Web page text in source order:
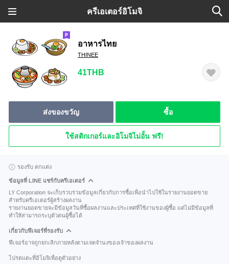
ครีเอเตอร์อิโมจิ
อาหารไทย
THINEE
41THB
ส่งของขวัญ ซื้อ
ใช้สติกเกอร์และอิโมจิไม่อั้น ฟรี!
รองรับ ตกแต่ง
ข้อมูลที่ LINE แชร์กับครีเอเตอร์
LY Corporation จะเก็บรวบรวมข้อมูลเกี่ยวกับการซื้อเพื่อนำไปใช้ในรายงานยอดขาย
สำหรับครีเอเตอร์ผู้สร้างผลงาน
รายงานยอดขายจะมีข้อมูลวันที่ซื้อผลงานและประเทศที่ใช้งานของผู้ซื้อ แต่ไม่มีข้อมูลที่
ทำให้สามารถระบุตัวตนผู้ซื้อได้
เกี่ยวกับฟีเจอร์ที่รองรับ
ฟีเจอร์อาจถูกยกเลิกภายหลังตามเจตจำนงของเจ้าของผลงาน
โปรดแตะที่อิโมจิเพื่อดูตัวอย่าง